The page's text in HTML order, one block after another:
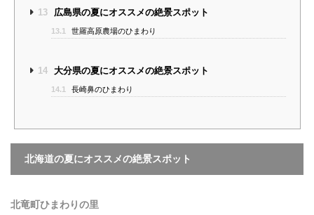
13 広島県の夏にオススメの絶景スポット
13.1 世羅高原農場のひまわり
14 大分県の夏にオススメの絶景スポット
14.1 長崎鼻のひまわり
北海道の夏にオススメの絶景スポット
北竜町ひまわりの里